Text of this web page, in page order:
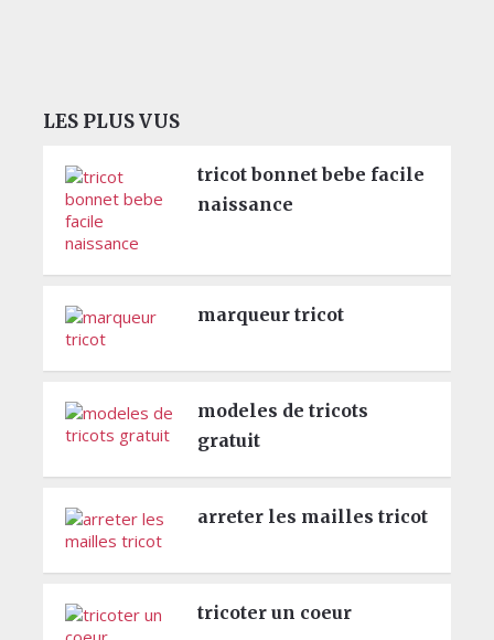
LES PLUS VUS
tricot bonnet bebe facile
naissance
marqueur tricot
modeles de tricots
gratuit
arreter les mailles tricot
tricoter un coeur